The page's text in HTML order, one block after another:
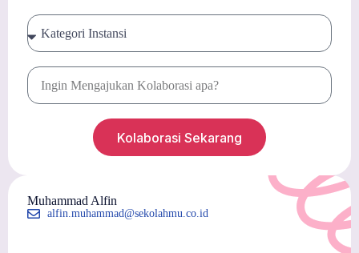
Kolaborasi Sekarang
Muhammad Alfin
alfin.muhammad@sekolahmu.co.id